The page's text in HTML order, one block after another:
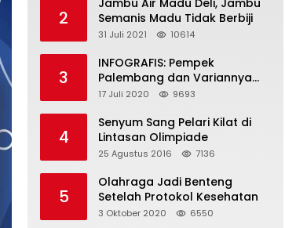
2
Jambu Air Madu Deli, Jambu
Semanis Madu Tidak Berbiji
31 Juli 2021 10614
3
INFOGRAFIS: Pempek
Palembang dan Variannya
yang Melegenda
17 Juli 2020 9693
4
Senyum Sang Pelari Kilat di
Lintasan Olimpiade
25 Agustus 2016 7136
5
Olahraga Jadi Benteng
Setelah Protokol Kesehatan
3 Oktober 2020 6550